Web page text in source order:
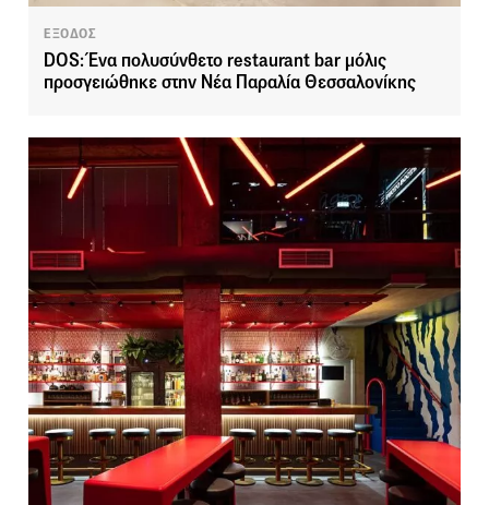
ΕΞΟΔΟΣ
DOS: Ένα πολυσύνθετο restaurant bar μόλις
προσγειώθηκε στην Νέα Παραλία Θεσσαλονίκης